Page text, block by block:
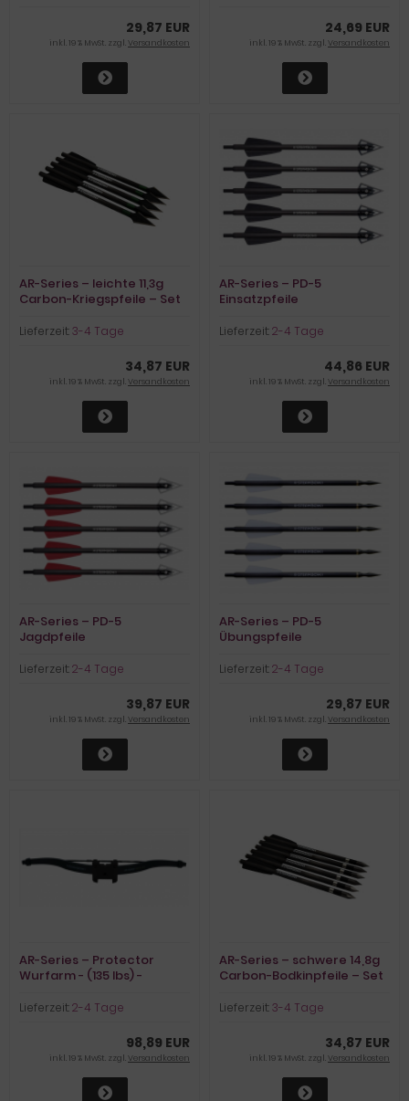
29,87 EUR
inkl. 19 % MwSt. zzgl.Versandkosten
24,69 EUR
inkl. 19 % MwSt. zzgl.Versandkosten
AR-Series – leichte 11,3g
Carbon-Kriegspfeile – Set
Lieferzeit:3-4 Tage
34,87 EUR
inkl. 19 % MwSt. zzgl.Versandkosten
AR-Series – PD-5
Einsatzpfeile
Lieferzeit:2-4 Tage
44,86 EUR
inkl. 19 % MwSt. zzgl.Versandkosten
AR-Series – PD-5
Jagdpfeile
Lieferzeit:2-4 Tage
39,87 EUR
inkl. 19 % MwSt. zzgl.Versandkosten
AR-Series – PD-5
Übungspfeile
Lieferzeit:2-4 Tage
29,87 EUR
inkl. 19 % MwSt. zzgl.Versandkosten
AR-Series – Protector
Wurfarm - (135 lbs) -
Lieferzeit:2-4 Tage
98,89 EUR
inkl. 19 % MwSt. zzgl.Versandkosten
AR-Series – schwere 14,8g
Carbon-Bodkinpfeile – Set
Lieferzeit:3-4 Tage
34,87 EUR
inkl. 19 % MwSt. zzgl.Versandkosten